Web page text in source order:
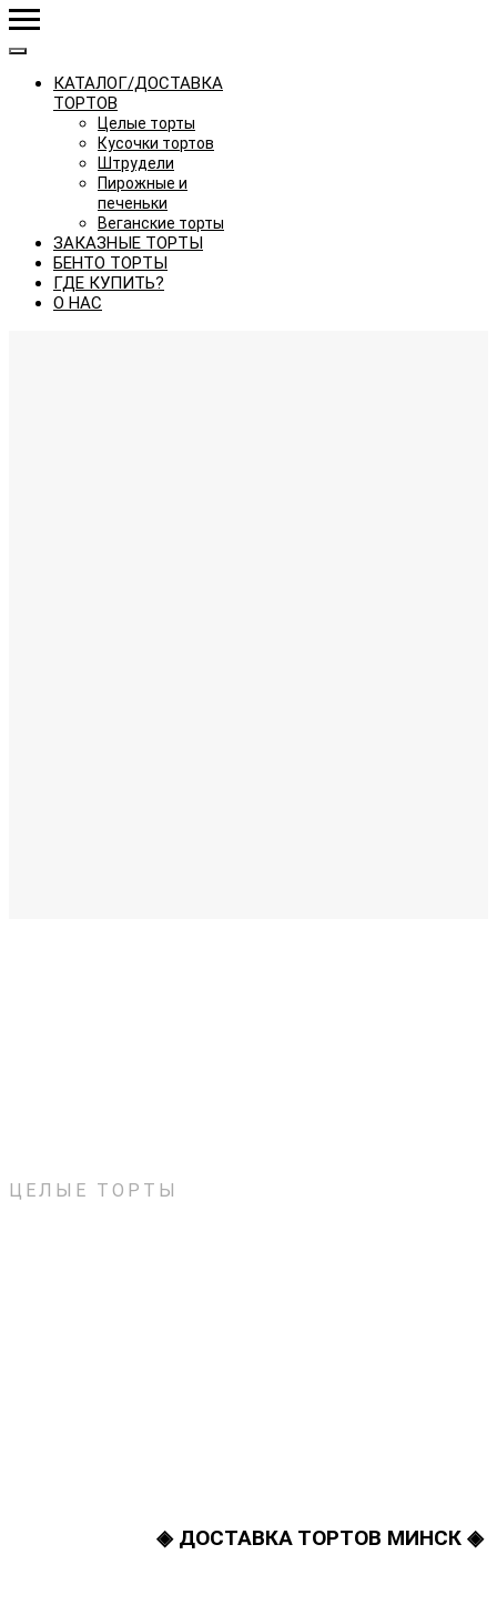
КАТАЛОГ/ДОСТАВКА
ТОРТОВ
Целые торты
Кусочки тортов
Штрудели
Пирожные и
печеньки
Веганские торты
ЗАКАЗНЫЕ ТОРТЫ
БЕНТО ТОРТЫ
ГДЕ КУПИТЬ?
О НАС
◈ ДОСТАВКА ТОРТОВ МИНСК ◈
ЦЕЛЫЕ ТОРТЫ